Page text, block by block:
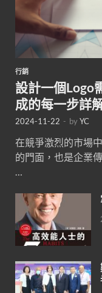
行銷
設計一個Logo
成的每一步詳
2024-11-22 - byYC
在競爭激烈的市場
的門面，也是企業
…